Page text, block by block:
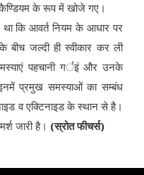
के रूप में खोजे गए।
था कि आवर्त नियम के आधार पर
बीच जल्दी ही स्वीकार कर ली
पहचानी गर्इं और उनके
प्रमुख समस्याओं का सम्बंध
व एक्टिनाइड के स्थान से है।
जारी है। (स्रोत फीचर्स)